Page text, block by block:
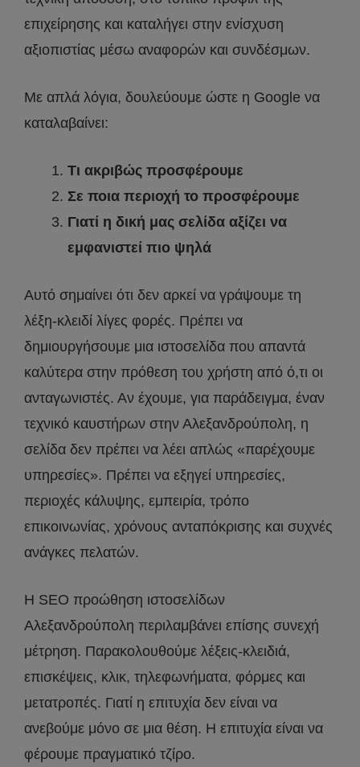
επιχείρησης και καταλήγει στην ενίσχυση
αξιοπιστίας μέσω αναφορών και συνδέσμων.
Με απλά λόγια, δουλεύουμε ώστε η Google να
καταλαβαίνει:
Τι ακριβώς προσφέρουμε
Σε ποια περιοχή το προσφέρουμε
Γιατί η δική μας σελίδα αξίζει να
εμφανιστεί πιο ψηλά
Αυτό σημαίνει ότι δεν αρκεί να γράψουμε τη
λέξη-κλειδί λίγες φορές. Πρέπει να
δημιουργήσουμε μια ιστοσελίδα που απαντά
καλύτερα στην πρόθεση του χρήστη από ό,τι οι
ανταγωνιστές. Αν έχουμε, για παράδειγμα, έναν
τεχνικό καυστήρων στην Αλεξανδρούπολη, η
σελίδα δεν πρέπει να λέει απλώς «παρέχουμε
υπηρεσίες». Πρέπει να εξηγεί υπηρεσίες,
περιοχές κάλυψης, εμπειρία, τρόπο
επικοινωνίας, χρόνους ανταπόκρισης και συχνές
ανάγκες πελατών.
Η SEO προώθηση ιστοσελίδων
Αλεξανδρούπολη περιλαμβάνει επίσης συνεχή
μέτρηση. Παρακολουθούμε λέξεις-κλειδιά,
επισκέψεις, κλικ, τηλεφωνήματα, φόρμες και
μετατροπές. Γιατί η επιτυχία δεν είναι να
ανεβούμε μόνο σε μια θέση. Η επιτυχία είναι να
φέρουμε πραγματικό τζίρο.